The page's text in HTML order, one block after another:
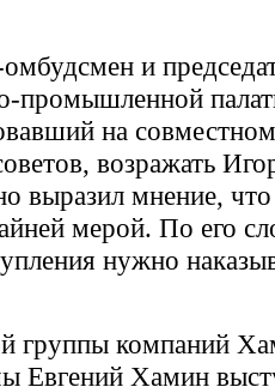
и
промышленной
на
возражать
выразил мнение,
мерой. По его
нужно
группы компаний
Евгений Хамин